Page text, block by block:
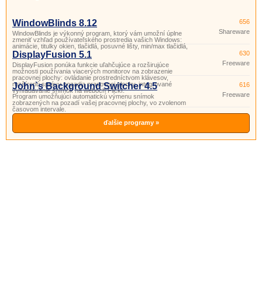
WindowBlinds 8.12
WindowBlinds je výkonný program, ktorý vám umožní úplne
zmeniť vzhľad používateľského prostredia vašich Windows:
animácie, titulky okien, tlačidlá, posuvné lišty, min/max tlačidlá,
….
656
Shareware
DisplayFusion 5.1
DisplayFusion ponúka funkcie uľahčujúce a rozširujúce
možnosti používania viacerých monitorov na zobrazenie
pracovnej plochy: ovládanie prostredníctvom klávesov,
rozšírenú správu pozadia pracovnej plochy, integrované
vyhľadávanie snímok na weboch Flickr.
630
Freeware
John`s Background Switcher 4.5
Program umožňujúci automatickú výmenu snímok
zobrazených na pozadí vašej pracovnej plochy, vo zvolenom
časovom intervale.
616
Freeware
ďalšie programy »